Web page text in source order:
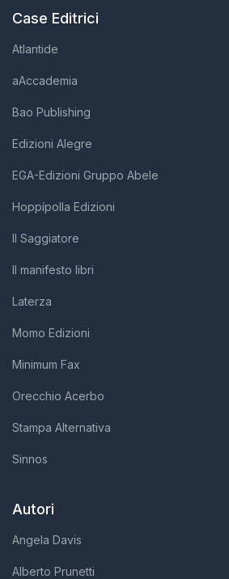
Case Editrici
Atlantide
aAccademia
Bao Publishing
Edizioni Alegre
EGA-Edizioni Gruppo Abele
Hoppípolla Edizioni
Il Saggiatore
Il manifesto libri
Laterza
Momo Edizioni
Minimum Fax
Orecchio Acerbo
Stampa Alternativa
Sinnos
Autori
Angela Davis
Alberto Prunetti